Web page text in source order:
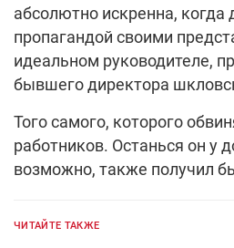
абсолютно искренна, когда
пропагандой своими
идеальном руководителе,
бывшего директора
Того самого, которого
работников. Останься он у
возможно, также получил
ЧИТАЙТЕ ТАКЖЕ